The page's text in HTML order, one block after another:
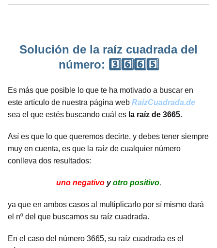
Solución de la raíz cuadrada del
número: 3️⃣6️⃣6️⃣5️⃣
Es más que posible lo que te ha motivado a buscar en
este artículo de nuestra página web RaízCuadrada.de
sea el que estés buscando cuál es la raíz de 3665.
Así es que lo que queremos decirte, y debes tener siempre
muy en cuenta, es que la raíz de cualquier número
conlleva dos resultados:
uno negativoyotro positivo,
ya que en ambos casos al multiplicarlo por sí mismo dará
el nº del que buscamos su raíz cuadrada.
En el caso del número 3665, su raíz cuadrada es el